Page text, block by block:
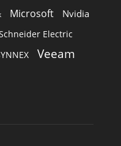
Microsoft Nvidia
Electric
Veeam